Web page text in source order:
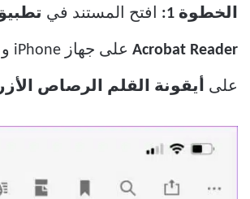
الخطوة 1: افتح المستند في
Acrobat Reader
على أيقونة القلم الرصاص